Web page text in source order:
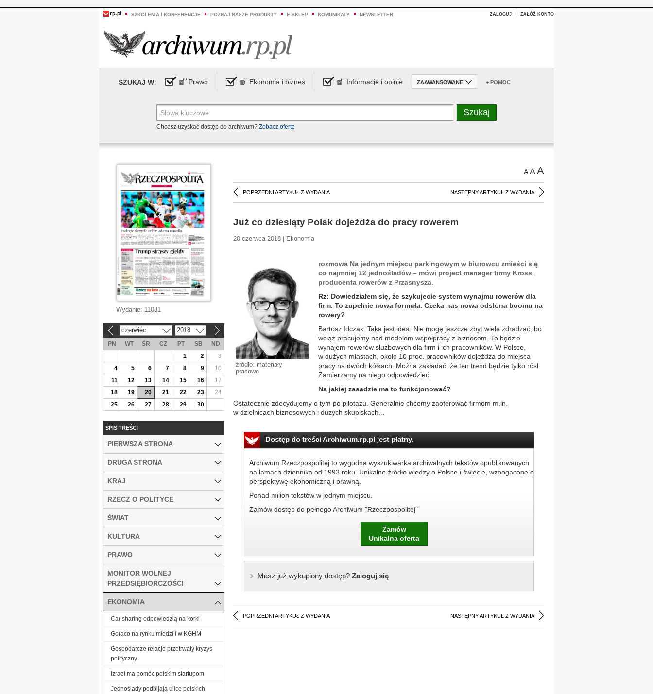
SZKOLENIA I KONFERENCJE POZNAJ NASZE PRODUKTY E-SKLEP KOMUNIKATY NEWSLETTER ZALOGUJ ZAŁÓŻ KONTO
SZUKAJ W: Prawo Ekonomia i biznes Informacje i opinie ZAAWANSOWANE + POMOC
Chcesz uzyskać dostęp do archiwum? Zobacz ofertę
AAA
POPRZEDNI ARTYKUŁ Z WYDANIA NASTĘPNY ARTYKUŁ Z WYDANIA
Już co dziesiąty Polak dojeżdża do pracy rowerem
20 czerwca 2018 | Ekonomia
źródło: materiały
prasowe
rozmowa Na jednym miejscu parkingowym w biurowcu zmieści się
co najmniej 12 jednośladów – mówi project manager firmy Kross,
producenta rowerów z Przasnysza.
Rz: Dowiedziałem się, że szykujecie system wynajmu rowerów dla
firm. To zupełnie nowa formuła. Czeka nas nowa odsłona boomu na
rowery?
Bartosz Idczak: Taka jest idea. Nie mogę jeszcze zbyt wiele zdradzać, bo
wciąż pracujemy nad modelem współpracy z biznesem. To będzie
wynajem rowerów służbowych dla firm i ich pracowników. W Polsce,
w dużych miastach, około 10 proc. pracowników dojeżdża do miejsca
pracy na dwóch kółkach. Można zakładać, że ten trend będzie tylko rósł.
Zamierzamy na niego odpowiedzieć.
Na jakiej zasadzie ma to funkcjonować?
Ostatecznie zdecydujemy o tym po pilotażu. Generalnie chcemy zaoferować firmom m.in.
w dzielnicach biznesowych i dużych skupiskach...
Dostęp do treści Archiwum.rp.pl jest płatny.
Archiwum Rzeczpospolitej to wygodna wyszukiwarka archiwalnych tekstów opublikowanych
na łamach dziennika od 1993 roku. Unikalne źródło wiedzy o Polsce i świecie, wzbogacone o
perspektywę ekonomiczną i prawną.
Ponad milion tekstów w jednym miejscu.
Zamów dostęp do pełnego Archiwum "Rzeczpospolitej"
Zamów
Unikalna oferta
Masz już wykupiony dostęp?Zaloguj się
POPRZEDNI ARTYKUŁ Z WYDANIA NASTĘPNY ARTYKUŁ Z WYDANIA
Wydanie: 11081
czerwiec 2018
PN WT ŚR CZ PT SB
ND
1
2
3
4
5 6 7 8 9
10
11
12 13 14 15 16
17
18
19 20 21 22 23
24
25
26 27 28 29 30
SPIS TREŚCI
PIERWSZA STRONA
DRUGA STRONA
KRAJ
RZECZ O POLITYCE
ŚWIAT
KULTURA
PRAWO
MONITOR WOLNEJ
PRZEDSIĘBIORCZOŚCI
EKONOMIA
Car sharing odpowiedzią na korki
Gorąco na rynku miedzi i w KGHM
Gospodarcze relacje przetrwały kryzys
polityczny
Izrael ma pomóc polskim startupom
Jednoślady podbijają ulice polskich